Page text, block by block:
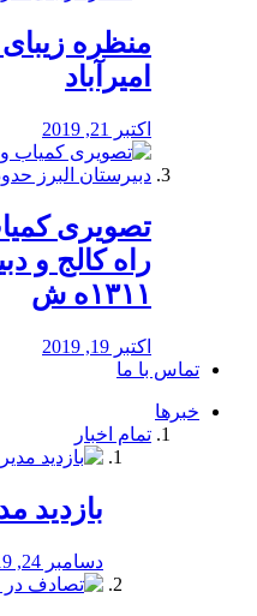
منظره‌‌
امیرآباد
اکتبر 21, 2019
️تصویری
راه كالج و
۱۳۱۱ه ش
اکتبر 19, 2019
تماس با ما
خبرها
تمام اخبار
بازدید
دسامبر 24, 2019